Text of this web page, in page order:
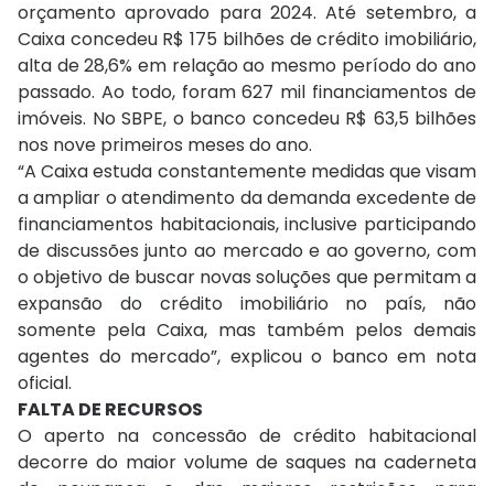
orçamento aprovado para 2024. Até setembro, a
Caixa concedeu R$ 175 bilhões de crédito imobiliário,
alta de 28,6% em relação ao mesmo período do ano
passado. Ao todo, foram 627 mil financiamentos de
imóveis. No SBPE, o banco concedeu R$ 63,5 bilhões
nos nove primeiros meses do ano.
“A Caixa estuda constantemente medidas que visam
a ampliar o atendimento da demanda excedente de
financiamentos habitacionais, inclusive participando
de discussões junto ao mercado e ao governo, com
o objetivo de buscar novas soluções que permitam a
expansão do crédito imobiliário no país, não
somente pela Caixa, mas também pelos demais
agentes do mercado”, explicou o banco em nota
oficial.
FALTA DE RECURSOS
O aperto na concessão de crédito habitacional
decorre do maior volume de saques na caderneta